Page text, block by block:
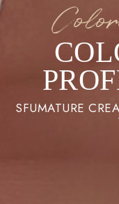
SFUMATURE